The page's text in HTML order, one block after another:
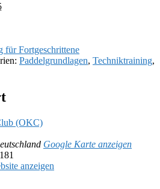
für Fortgeschrittene
Paddelgrundlagen, Techniktraining,
(OKC)
Google Karte anzeigen
anzeigen